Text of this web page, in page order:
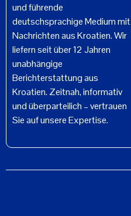
und führende
deutschsprachige Medium mit
Nachrichten aus Kroatien. Wir
liefern seit über 12 Jahren
unabhängige
Berichterstattung aus
Kroatien. Zeitnah, informativ
und überparteilich – vertrauen
Sie auf unsere Expertise.